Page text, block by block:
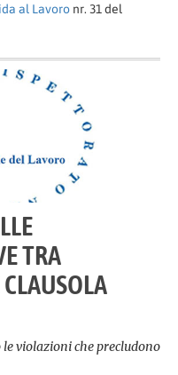
al Lavoro nr. 31 del
TRA
violazioni che precludono